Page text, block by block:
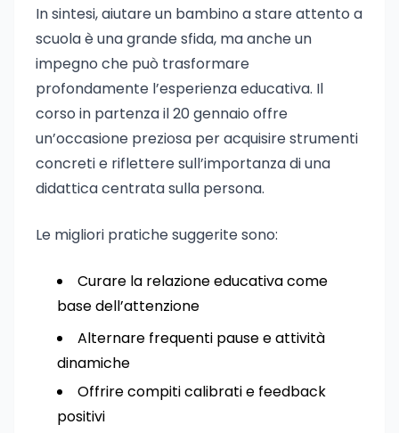
In sintesi, aiutare un bambino a stare attento a
scuola è una grande sfida, ma anche un
impegno che può trasformare
profondamente l’esperienza educativa. Il
corso in partenza il 20 gennaio offre
un’occasione preziosa per acquisire strumenti
concreti e riflettere sull’importanza di una
didattica centrata sulla persona.
Le migliori pratiche suggerite sono:
Curare la relazione educativa come
base dell’attenzione
Alternare frequenti pause e attività
dinamiche
Offrire compiti calibrati e feedback
positivi